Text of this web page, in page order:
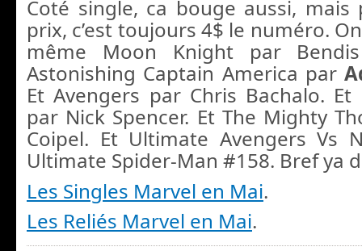
Coté single, ca bouge aussi,
prix, c’est toujours 4$ le numéro.
même Moon Knight par
Astonishing Captain America par
Et Avengers par Chris Bachalo. Et
par Nick Spencer. Et The Mighty
Coipel. Et Ultimate Avengers Vs
Ultimate Spider-Man #158. Bref ya
Les Singles Marvel en Mai.
Les Reliés Marvel en Mai.